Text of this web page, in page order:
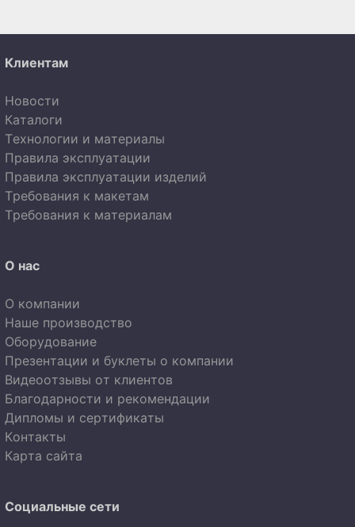
Клиентам
Новости
Каталоги
Технологии и материалы
Правила эксплуатации
Правила эксплуатации изделий
Требования к макетам
Требования к материалам
О нас
О компании
Наше производство
Оборудование
Презентации и буклеты о компании
Видеоотзывы от клиентов
Благодарности и рекомендации
Дипломы и сертификаты
Контакты
Карта сайта
Социальные сети